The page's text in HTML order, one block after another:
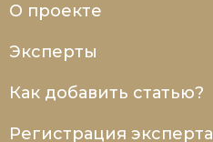
О проекте
Эксперты
Как добавить статью?
Регистрация эксперта